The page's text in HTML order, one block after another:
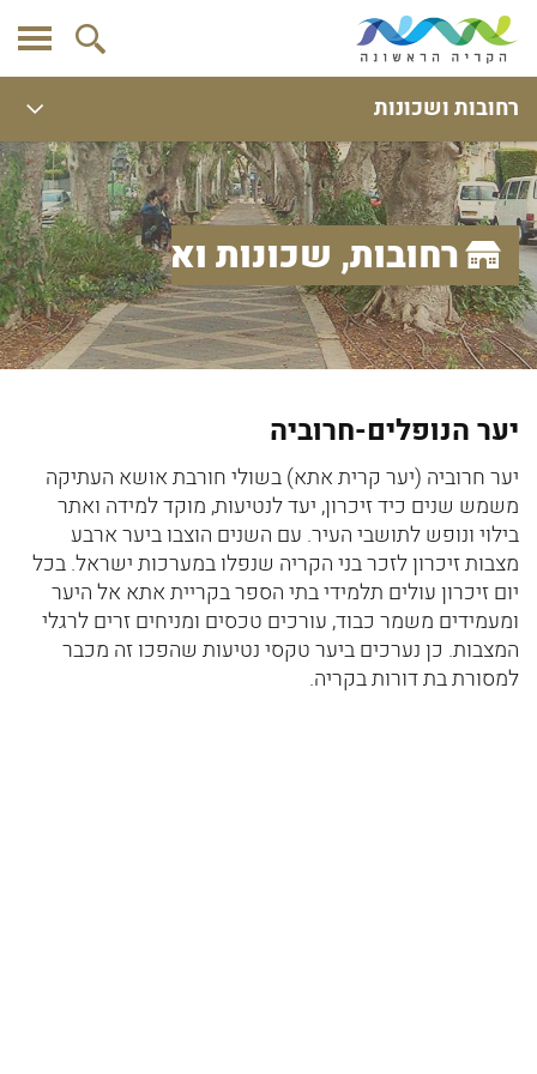
רחובות ושכונות
רחובות, שכונות ואתרים
יער הנופלים-חרוביה
יער חרוביה (יער קרית אתא) בשולי חורבת אושא העתיקה
משמש שנים כיד זיכרון, יעד לנטיעות, מוקד למידה ואתר
בילוי ונופש לתושבי העיר. עם השנים הוצבו ביער ארבע
מצבות זיכרון לזכר בני הקריה שנפלו במערכות ישראל. בכל
יום זיכרון עולים תלמידי בתי הספר בקריית אתא אל היער
ומעמידים משמר כבוד, עורכים טכסים ומניחים זרים לרגלי
המצבות. כן נערכים ביער טקסי נטיעות שהפכו זה מכבר
למסורת בת דורות בקריה.